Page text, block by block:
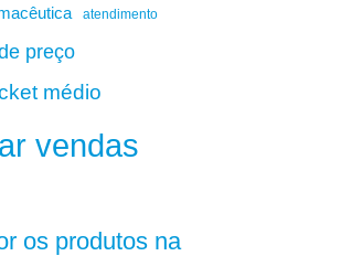
atendimento
preço
médio
vendas
os produtos na